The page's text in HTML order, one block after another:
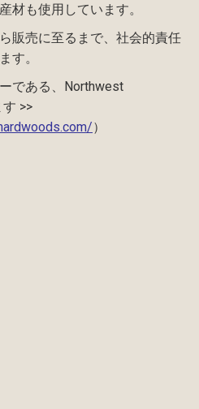
材も使用しています。
販売に至るまで、社会的責任
す。
である、Northwest
>>
）